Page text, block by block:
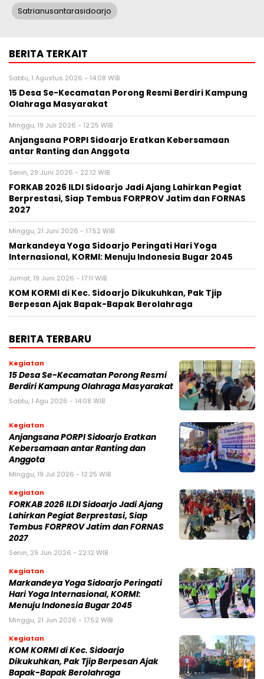
Satrianusantarasidoarjo
BERITA TERKAIT
Sabtu, 1 Agustus 2026 - 14:08 WIB
15 Desa Se-Kecamatan Porong Resmi Berdiri Kampung
Olahraga Masyarakat
Minggu, 19 Juli 2026 - 12:25 WIB
Anjangsana PORPI Sidoarjo Eratkan Kebersamaan
antar Ranting dan Anggota
Senin, 29 Juni 2026 - 22:12 WIB
FORKAB 2026 ILDI Sidoarjo Jadi Ajang Lahirkan Pegiat
Berprestasi, Siap Tembus FORPROV Jatim dan FORNAS
2027
Minggu, 21 Juni 2026 - 17:52 WIB
Markandeya Yoga Sidoarjo Peringati Hari Yoga
Internasional, KORMI: Menuju Indonesia Bugar 2045
Jumat, 19 Juni 2026 - 17:11 WIB
KOM KORMI di Kec. Sidoarjo Dikukuhkan, Pak Tjip
Berpesan Ajak Bapak-Bapak Berolahraga
BERITA TERBARU
Kegiatan
15 Desa Se-Kecamatan Porong Resmi
Berdiri Kampung Olahraga Masyarakat
Sabtu, 1 Agu 2026 - 14:08 WIB
Kegiatan
Anjangsana PORPI Sidoarjo Eratkan
Kebersamaan antar Ranting dan
Anggota
Minggu, 19 Jul 2026 - 12:25 WIB
Kegiatan
FORKAB 2026 ILDI Sidoarjo Jadi Ajang
Lahirkan Pegiat Berprestasi, Siap
Tembus FORPROV Jatim dan FORNAS
2027
Senin, 29 Jun 2026 - 22:12 WIB
Kegiatan
Markandeya Yoga Sidoarjo Peringati
Hari Yoga Internasional, KORMI:
Menuju Indonesia Bugar 2045
Minggu, 21 Jun 2026 - 17:52 WIB
Kegiatan
KOM KORMI di Kec. Sidoarjo
Dikukuhkan, Pak Tjip Berpesan Ajak
Bapak-Bapak Berolahraga